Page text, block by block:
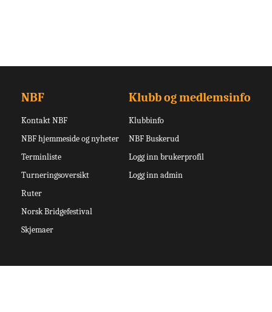
NBF
Kontakt NBF
NBF hjemmeside og nyheter
Terminliste
Turneringsoversikt
Ruter
Norsk Bridgefestival
Skjemaer
Klubb og medlemsinfo
Klubbinfo
NBF Buskerud
Logg inn brukerprofil
Logg inn admin